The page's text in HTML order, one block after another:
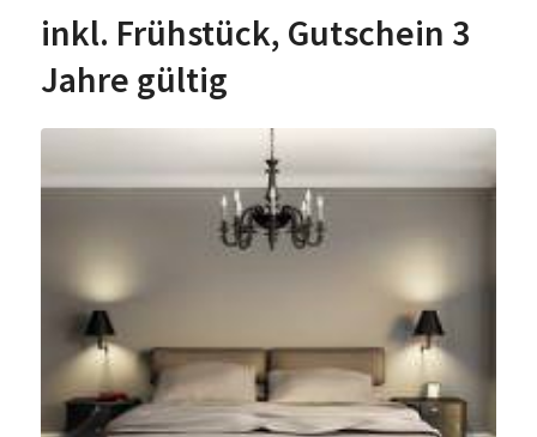
inkl. Frühstück, Gutschein 3
Jahre gültig